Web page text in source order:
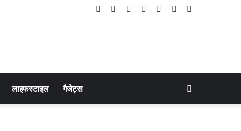
Telegram
Instagram
YouTube
LinkedIn
Twitter
Facebook
लाइफस्टाइल गैजेट्स